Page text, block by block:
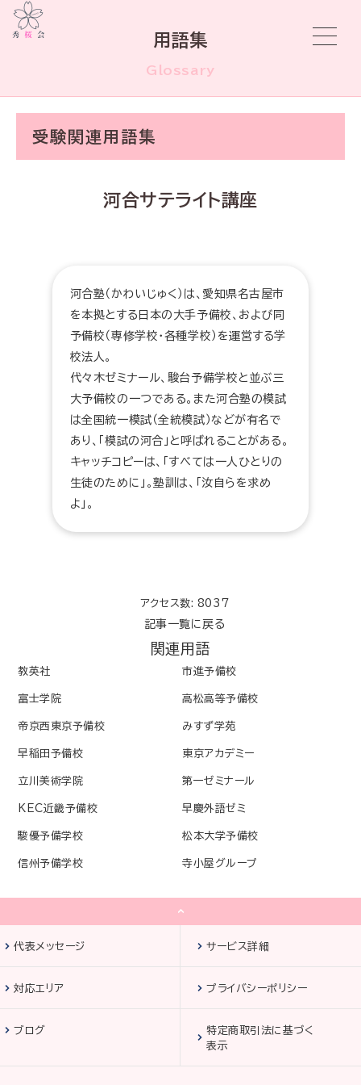
用語集
Glossary
受験関連用語集
河合サテライト講座
河合塾（かわいじゅく）は、愛知県名古屋市
を本拠とする日本の大手予備校、および同
予備校（専修学校・各種学校）を運営する学
校法人。
代々木ゼミナール、駿台予備学校と並ぶ三
大予備校の一つである。また河合塾の模試
は全国統一模試（全統模試）などが有名で
あり、「模試の河合」と呼ばれることがある。
キャッチコピーは、「すべては一人ひとりの
生徒のために」。塾訓は、「汝自らを求め
よ」。
アクセス数: 8037
記事一覧に戻る
関連用語
教英社 市進予備校
富士学院 高松高等予備校
帝京西東京予備校 みすず学苑
早稲田予備校 東京アカデミー
立川美術学院 第一ゼミナール
KEC近畿予備校 早慶外語ゼミ
駿優予備学校 松本大学予備校
信州予備学校 寺小屋グループ
代表メッセージ サービス詳細
対応エリア プライバシーポリシー
ブログ
特定商取引法に基づく
表示